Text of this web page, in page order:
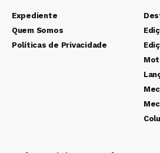
Expediente
Quem Somos
Políticas de Privacidade